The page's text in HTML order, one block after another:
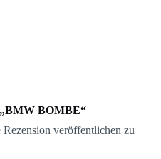
„BMW BOMBE“
Rezension veröffentlichen zu